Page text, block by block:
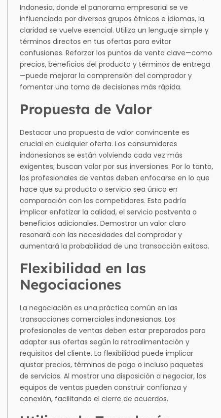
Indonesia, donde el panorama empresarial se ve
influenciado por diversos grupos étnicos e idiomas, la
claridad se vuelve esencial. Utiliza un lenguaje simple y
términos directos en tus ofertas para evitar
confusiones. Reforzar los puntos de venta clave—como
precios, beneficios del producto y términos de entrega
—puede mejorar la comprensión del comprador y
fomentar una toma de decisiones más rápida.
Propuesta de Valor
Destacar una propuesta de valor convincente es
crucial en cualquier oferta. Los consumidores
indonesianos se están volviendo cada vez más
exigentes; buscan valor por sus inversiones. Por lo tanto,
los profesionales de ventas deben enfocarse en lo que
hace que su producto o servicio sea único en
comparación con los competidores. Esto podría
implicar enfatizar la calidad, el servicio postventa o
beneficios adicionales. Demostrar un valor claro
resonará con las necesidades del comprador y
aumentará la probabilidad de una transacción exitosa.
Flexibilidad en las
Negociaciones
La negociación es una práctica común en las
transacciones comerciales indonesianas. Los
profesionales de ventas deben estar preparados para
adaptar sus ofertas según la retroalimentación y
requisitos del cliente. La flexibilidad puede implicar
ajustar precios, términos de pago o incluso paquetes
de servicios. Al mostrar una disposición a negociar, los
equipos de ventas pueden construir confianza y
conexión, facilitando el cierre de acuerdos.